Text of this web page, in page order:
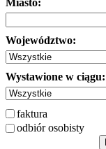
Miasto:
Województwo:
Wystawione w ciągu:
faktura
odbiór osobisty